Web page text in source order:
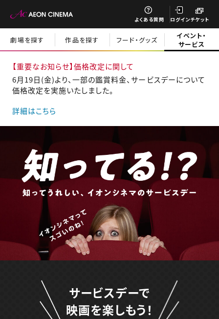
よくある質問 ログインチケット
劇場を探す 作品を探す フード・グッズ
イベント・
サービス
【重要なお知らせ】価格改定に関して
6月19日(金)より、一部の鑑賞料金、サービスデーについて
価格改定を実施いたしました。
詳細はこちら
サービスデーで
映画を楽しもう！
閉じる
閉じる